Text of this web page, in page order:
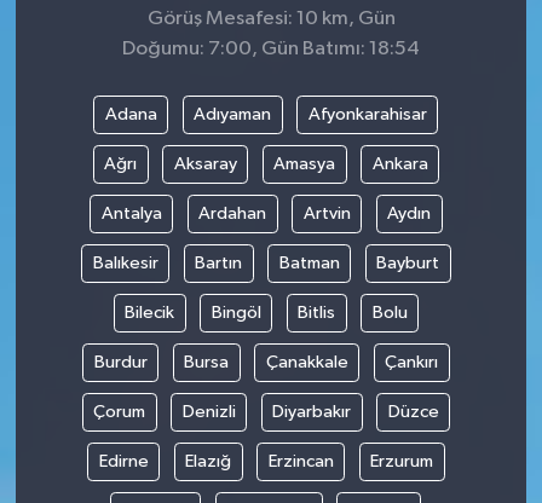
Görüş Mesafesi: 10 km, Gün
Doğumu: 7:00, Gün Batımı: 18:54
Adana Adıyaman Afyonkarahisar
Ağrı Aksaray Amasya Ankara
Antalya Ardahan Artvin Aydın
Balıkesir Bartın Batman Bayburt
Bilecik Bingöl Bitlis Bolu
Burdur Bursa Çanakkale Çankırı
Çorum Denizli Diyarbakır Düzce
Edirne Elazığ Erzincan Erzurum